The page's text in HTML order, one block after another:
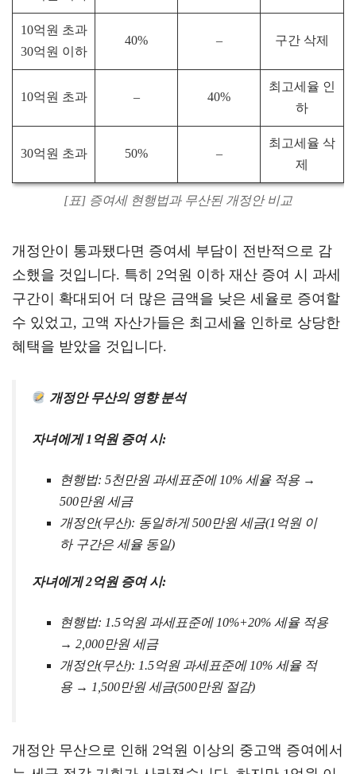
10억원 초과
30억원 이하
40% – 구간 삭제
10억원 초과 – 40%
최고세율 인
하
30억원 초과 50% –
최고세율 삭
제
[표] 증여세 현행법과 무산된 개정안 비교
개정안이 통과됐다면 증여세 부담이 전반적으로 감
소했을 것입니다. 특히 2억원 이하 재산 증여 시 과세
구간이 확대되어 더 많은 금액을 낮은 세율로 증여할
수 있었고, 고액 자산가들은 최고세율 인하로 상당한
혜택을 받았을 것입니다.
개정안 무산의 영향 분석
자녀에게 1억원 증여 시:
현행법: 5천만원 과세표준에 10% 세율 적용 →
500만원 세금
개정안(무산): 동일하게 500만원 세금(1억원 이
하 구간은 세율 동일)
자녀에게 2억원 증여 시:
현행법: 1.5억원 과세표준에 10%+20% 세율 적용
→ 2,000만원 세금
개정안(무산): 1.5억원 과세표준에 10% 세율 적
용 → 1,500만원 세금(500만원 절감)
개정안 무산으로 인해 2억원 이상의 중고액 증여에서